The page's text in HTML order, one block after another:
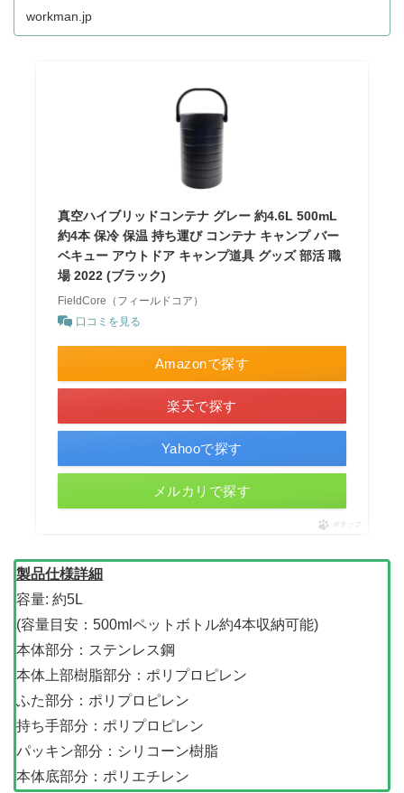
workman.jp
真空ハイブリッドコンテナ グレー 約4.6L 500mL
約4本 保冷 保温 持ち運び コンテナ キャンプ バー
ベキュー アウトドア キャンプ道具 グッズ 部活 職
場 2022 (ブラック)
FieldCore（フィールドコア）
口コミを見る
Amazonで探す
楽天で探す
Yahooで探す
メルカリで探す
ポチップ
製品仕様詳細
容量: 約5L
(容量目安：500mlペットボトル約4本収納可能)
本体部分：ステンレス鋼
本体上部樹脂部分：ポリプロピレン
ふた部分：ポリプロピレン
持ち手部分：ポリプロピレン
パッキン部分：シリコーン樹脂
本体底部分：ポリエチレン